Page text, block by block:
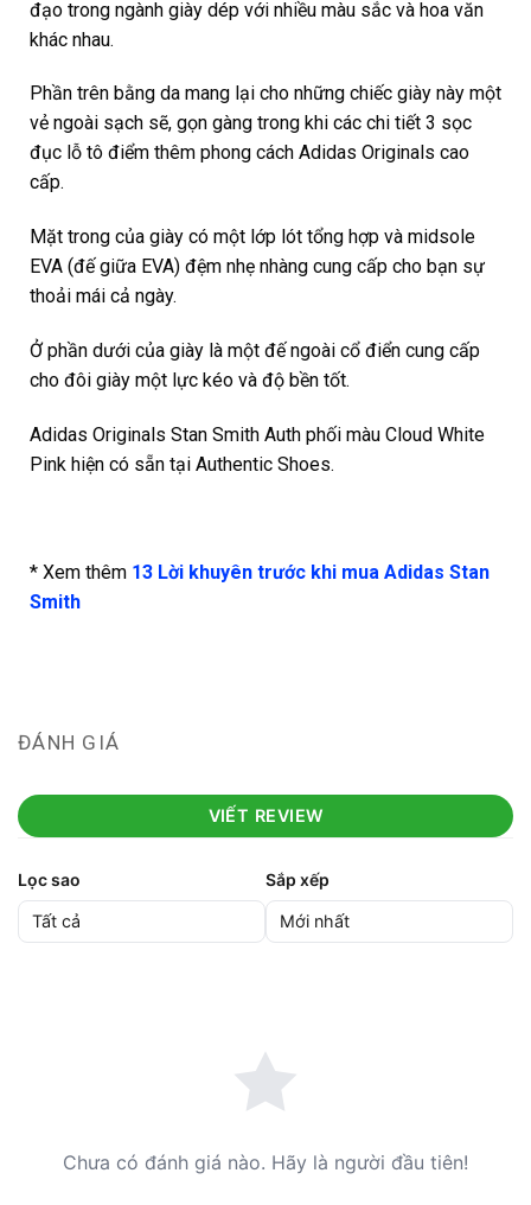
đạo trong ngành giày dép với nhiều màu sắc và hoa văn
khác nhau.
Phần trên bằng da mang lại cho những chiếc giày này một
vẻ ngoài sạch sẽ, gọn gàng trong khi các chi tiết 3 sọc
đục lỗ tô điểm thêm phong cách Adidas Originals cao
cấp.
Mặt trong của giày có một lớp lót tổng hợp và midsole
EVA (đế giữa EVA) đệm nhẹ nhàng cung cấp cho bạn sự
thoải mái cả ngày.
Ở phần dưới của giày là một đế ngoài cổ điển cung cấp
cho đôi giày một lực kéo và độ bền tốt.
Adidas Originals Stan Smith Auth phối màu Cloud White
Pink hiện có sẵn tại Authentic Shoes.
* Xem thêm 13 Lời khuyên trước khi mua Adidas Stan
Smith
ĐÁNH GIÁ
VIẾT REVIEW
Lọc sao Sắp xếp
Chưa có đánh giá nào. Hãy là người đầu tiên!